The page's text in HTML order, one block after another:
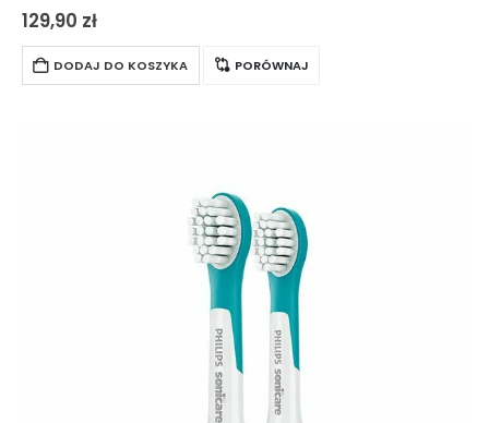
szczoteczek sonicznych Philips Sonicare. Ich miękkie i
elastyczne brzegi amortyzują zbyt silne dociskanie włosia do
zębów, co…
129,90 zł
DODAJ DO KOSZYKA PORÓWNAJ